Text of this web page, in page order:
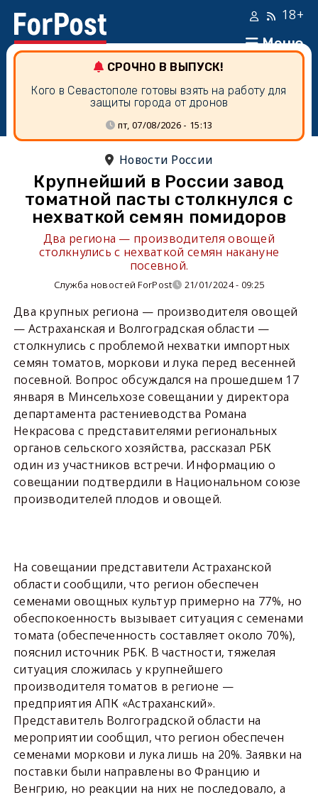
Меню
18+
СРОЧНО В ВЫПУСК!
Кого в Севастополе готовы взять на работу для
защиты города от дронов
пт, 07/08/2026 - 15:13
Новости России
Крупнейший в России завод
томатной пасты столкнулся с
нехваткой семян помидоров
Два региона — производителя овощей
столкнулись с нехваткой семян накануне
посевной.
Служба новостей ForPost 21/01/2024 - 09:25
Два крупных региона — производителя овощей
— Астраханская и Волгоградская области —
столкнулись с проблемой нехватки импортных
семян томатов, моркови и лука перед весенней
посевной. Вопрос обсуждался на прошедшем 17
января в Минсельхозе совещании у директора
департамента растениеводства Романа
Некрасова с представителями региональных
органов сельского хозяйства, рассказал РБК
один из участников встречи. Информацию о
совещании подтвердили в Национальном союзе
производителей плодов и овощей.
На совещании представители Астраханской
области сообщили, что регион обеспечен
семенами овощных культур примерно на 77%, но
обеспокоенность вызывает ситуация с семенами
томата (обеспеченность составляет около 70%),
пояснил источник РБК. В частности, тяжелая
ситуация сложилась у крупнейшего
производителя томатов в регионе —
предприятия АПК «Астраханский».
Представитель Волгоградской области на
мероприятии сообщил, что регион обеспечен
семенами моркови и лука лишь на 20%. Заявки на
поставки были направлены во Францию и
Венгрию, но реакции на них не последовало, а